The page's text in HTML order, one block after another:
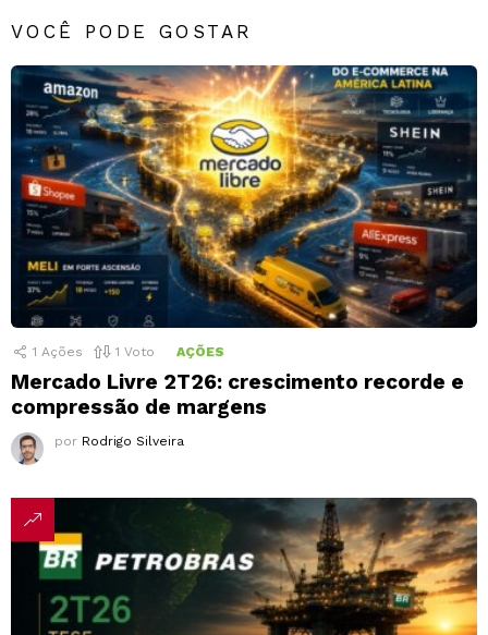
VOCÊ PODE GOSTAR
1 Ações 1 Voto AÇÕES
Mercado Livre 2T26: crescimento recorde e
compressão de margens
por Rodrigo Silveira